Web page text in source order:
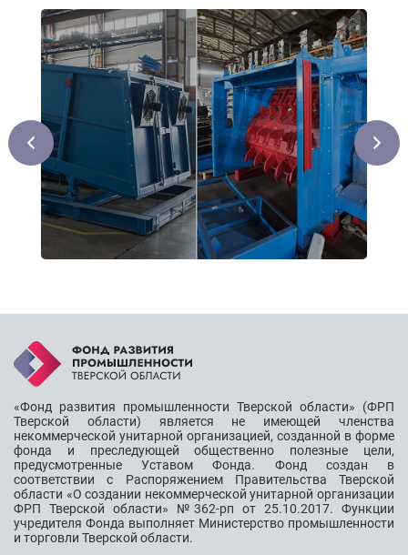
«Фонд развития промышленности Тверской области» (ФРП
Тверской области) является не имеющей членства
некоммерческой унитарной организацией, созданной в форме
фонда и преследующей общественно полезные цели,
предусмотренные Уставом Фонда. Фонд создан в
соответствии с Распоряжением Правительства Тверской
области «О создании некоммерческой унитарной организации
ФРП Тверской области» №362-рп от 25.10.2017. Функции
учредителя Фонда выполняет Министерство промышленности
и торговли Тверской области.